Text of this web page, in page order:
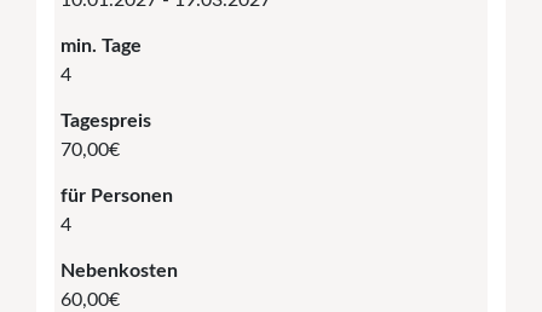
min. Tage
4
Tagespreis
70,00€
für Personen
4
Nebenkosten
60,00€